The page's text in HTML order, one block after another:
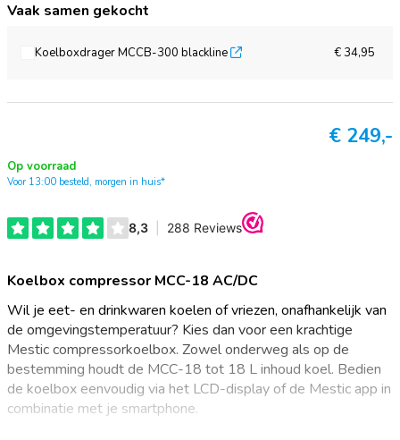
Vaak samen gekocht
Koelboxdrager MCCB-300 blackline € 34,95
€ 249,-
Op voorraad
Voor 13:00 besteld, morgen in huis*
Koelbox compressor MCC-18 AC/DC
Wil je eet- en drinkwaren koelen of vriezen, onafhankelijk van
de omgevingstemperatuur? Kies dan voor een krachtige
Mestic compressorkoelbox. Zowel onderweg als op de
bestemming houdt de MCC-18 tot 18 L inhoud koel. Bedien
de koelbox eenvoudig via het LCD-display of de Mestic app in
combinatie met je smartphone.